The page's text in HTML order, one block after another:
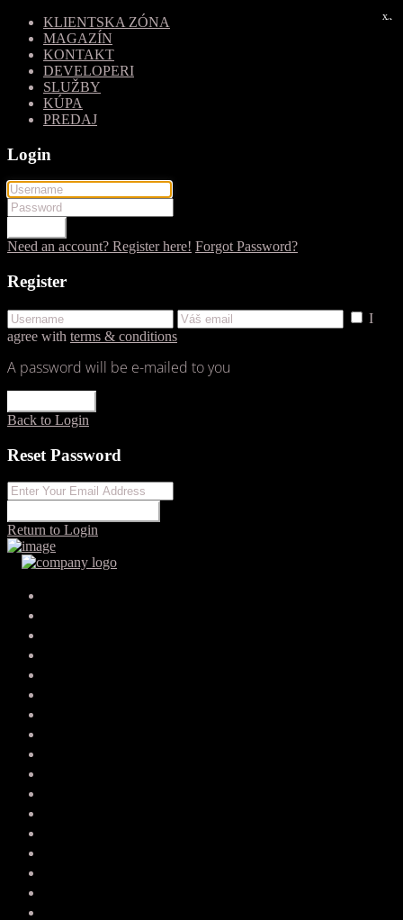
KLIENTSKA ZÓNA
MAGAZÍN
KONTAKT
DEVELOPERI
SLUŽBY
KÚPA
PREDAJ
Login
Need an account? Register here! Forgot Password?
Register
I
agree with terms & conditions
A password will be e-mailed to you
Back to Login
Reset Password
Return to Login
Your search results
robbiefielding
robbiefielding@emailwizardbox.shop
About Me
Contact Me
x
x